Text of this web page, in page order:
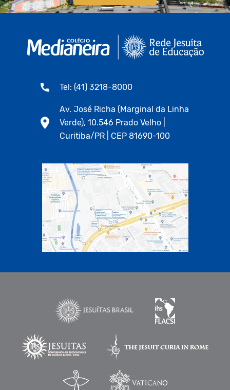
Tel: (41) 3218-8000
Av. José Richa (Marginal da Linha
Verde), 10.546 Prado Velho |
Curitiba/PR | CEP 81690-100